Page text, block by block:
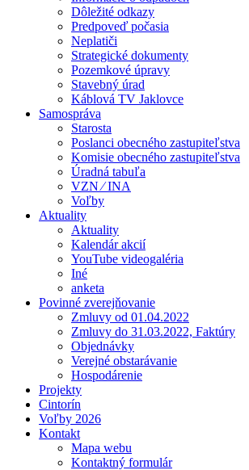
Dôležité odkazy
Predpoveď počasia
Neplatiči
Strategické dokumenty
Pozemkové úpravy
Stavebný úrad
Káblová TV Jaklovce
Samospráva
Starosta
Poslanci obecného zastupiteľstva
Komisie obecného zastupiteľstva
Úradná tabuľa
VZN ⁄ INA
Voľby
Aktuality
Aktuality
Kalendár akcií
YouTube videogaléria
Iné
anketa
Povinné zverejňovanie
Zmluvy od 01.04.2022
Zmluvy do 31.03.2022, Faktúry
Objednávky
Verejné obstarávanie
Hospodárenie
Projekty
Cintorín
Voľby 2026
Kontakt
Mapa webu
Kontaktný formulár